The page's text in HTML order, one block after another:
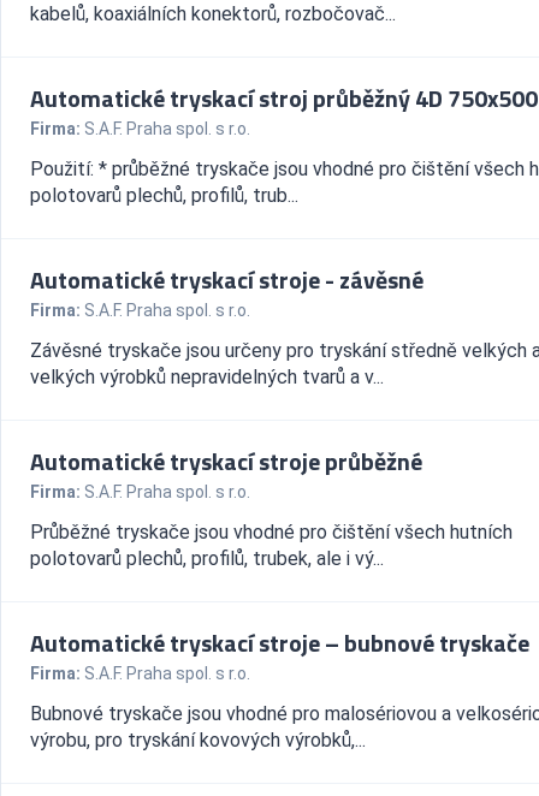
kabelů, koaxiálních konektorů, rozbočovač...
Automatické tryskací stroj průběžný 4D 750x500
Firma: S.A.F. Praha spol. s r.o.
Použití: * průběžné tryskače jsou vhodné pro čištění všech
polotovarů plechů, profilů, trub...
Automatické tryskací stroje - závěsné
Firma: S.A.F. Praha spol. s r.o.
Závěsné tryskače jsou určeny pro tryskání středně velkých
velkých výrobků nepravidelných tvarů a v...
Automatické tryskací stroje průběžné
Firma: S.A.F. Praha spol. s r.o.
Průběžné tryskače jsou vhodné pro čištění všech hutních
polotovarů plechů, profilů, trubek, ale i vý...
Automatické tryskací stroje – bubnové tryskače
Firma: S.A.F. Praha spol. s r.o.
Bubnové tryskače jsou vhodné pro malosériovou a
výrobu, pro tryskání kovových výrobků,...